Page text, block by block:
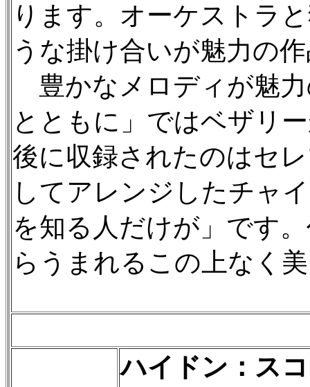
ります。オーケストラ
うな掛け合いが魅力の
豊かなメロディが魅
とともに」ではベザリ
後に収録されたのはセ
してアレンジしたチャ
を知る人だけが」です
らうまれるこの上なく
ハイドン：ス